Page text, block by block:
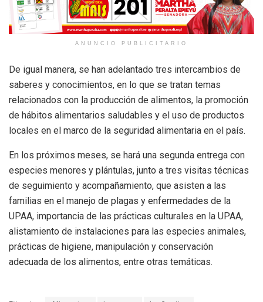
ANUNCIO PUBLICITARIO
De igual manera, se han adelantado tres intercambios de
saberes y conocimientos, en lo que se tratan temas
relacionados con la producción de alimentos, la promoción
de hábitos alimentarios saludables y el uso de productos
locales en el marco de la seguridad alimentaria en el país.
En los próximos meses, se hará una segunda entrega con
especies menores y plántulas, junto a tres visitas técnicas
de seguimiento y acompañamiento, que asisten a las
familias en el manejo de plagas y enfermedades de la
UPAA, importancia de las prácticas culturales en la UPAA,
alistamiento de instalaciones para las especies animales,
prácticas de higiene, manipulación y conservación
adecuada de los alimentos, entre otras temáticas.